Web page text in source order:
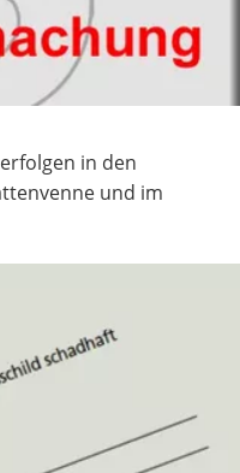
in den
und im